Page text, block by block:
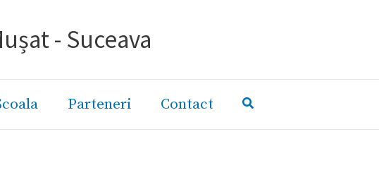
- Suceava
Parteneri Contact